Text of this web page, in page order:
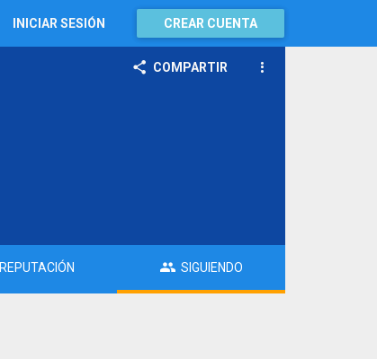
INICIAR SESIÓN CREAR CUENTA
COMPARTIR
REPUTACIÓN SIGUIENDO